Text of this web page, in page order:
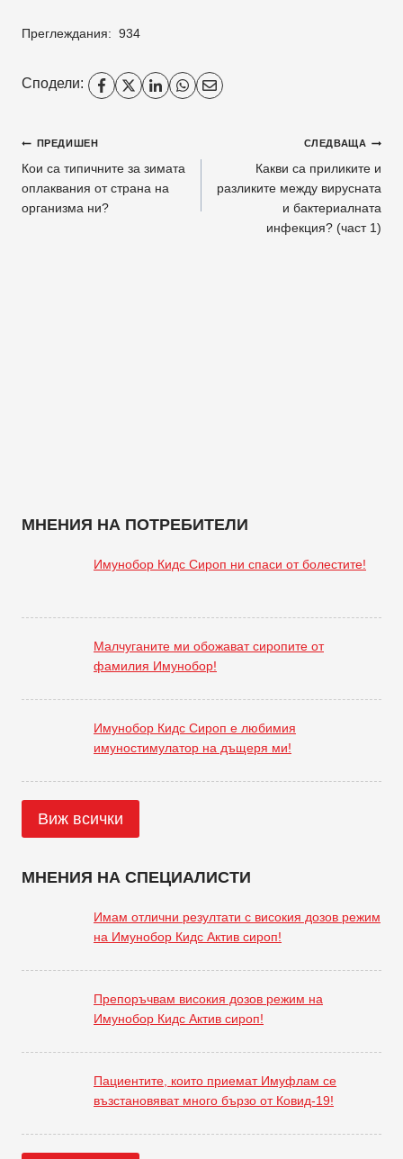
Преглеждания: 934
Сподели:
Навигация
ПРЕДИШЕН
Кои са типичните за зимата
оплаквания от страна на
организма ни?
СЛЕДВАЩА
Какви са приликите и
разликите между вирусната
и бактериалната
инфекция? (част 1)
МНЕНИЯ НА ПОТРЕБИТЕЛИ
Имунобор Кидс Сироп ни спаси от болестите!
Малчуганите ми обожават сиропите от
фамилия Имунобор!
Имунобор Кидс Сироп е любимия
имуностимулатор на дъщеря ми!
Виж всички
МНЕНИЯ НА СПЕЦИАЛИСТИ
Имам отлични резултати с високия дозов режим
на Имунобор Кидс Актив сироп!
Препоръчвам високия дозов режим на
Имунобор Кидс Актив сироп!
Пациентите, които приемат Имуфлам се
възстановяват много бързо от Ковид-19!